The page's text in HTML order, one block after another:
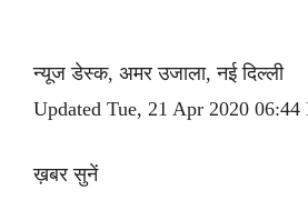
न्यूज डेस्क, अमर उजाला, नई दिल्ली
Updated Tue, 21 Apr 2020
ख़बर सुनें